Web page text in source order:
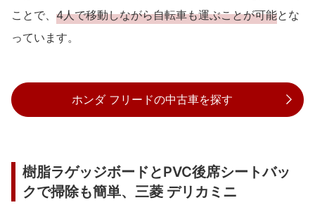
ことで、 4人で移動しながら自転車も運ぶことが可能とな
っています。
ホンダ フリードの中古車を探す
樹脂ラゲッジボードとPVC後席シートバッ
クで掃除も簡単、三菱 デリカミニ